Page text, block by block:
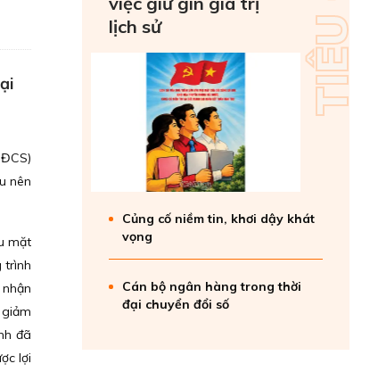
nên
mặt
trình
đã
lợi
lịch sử
Củng cố niềm tin, khơi dậy khát
vọng
Cán bộ ngân hàng trong thời
đại chuyển đổi số